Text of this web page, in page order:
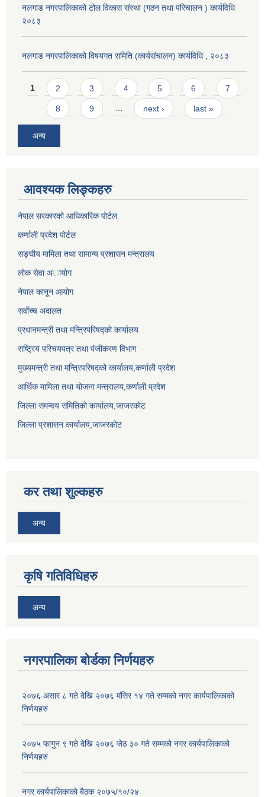
नलगाड नगरपालिकाको टोल विकास संस्था (गठन तथा परिचालन ) कार्यविधि
२०८३
नलगाड नगरपालिकाको विषयगत समिति (कार्यसंचालन) कार्यविधि , २०८३
Pages
1 2 3 4 5 6 7
8 9 … next › last »
अन्य
आवश्यक लिङ्कहरु
नेपाल सरकारको आधिकारिक पोर्टल
कर्णाली प्रदेश पोर्टल
सङ्घीय मामिला तथा सामान्य प्रशासन मन्त्रालय
लाेक सेवा अायाेग
नेपाल कानून आयोग
सर्वाेच्च अदालत
प्रधानमन्त्री तथा मन्त्रिपरिषद्को कार्यालय
राष्ट्रिय परिचयपत्र तथा पंजीकरण विभाग
मुख्यमन्त्री तथा मन्त्रिपरिषद्को कार्यालय,कर्णाली प्रदेश
आर्थिक मामिला तथा योजना मन्त्रालय,कर्णाली प्रदेश
जिल्ला समन्वय समितिको कार्यालय,जाजरकाेट
जिल्ला प्रशासन कार्यालय,जाजरकोट
कर तथा शुल्कहरु
अन्य
कृषि गतिविधिहरु
अन्य
नगरपालिका बोर्डका निर्णयहरु
२०७६ असार ८ गते देखि २०७६ मंसिर १४ गते सम्मको नगर कार्यपालिकाको
निर्णयहरु
२०७५ फागुन ९ गते देखि २०७६ जेठ ३० गते सम्मको नगर कार्यपालिकाको
निर्णयहरु
नगर कार्यपालिकाकाे बैठक २०७५/१०/२४